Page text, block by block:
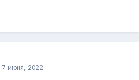
7 июня, 2022